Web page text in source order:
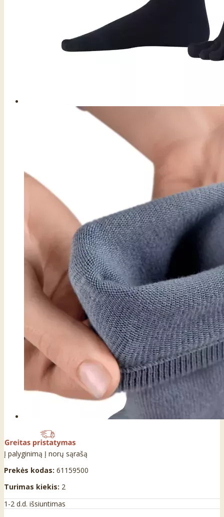
Į palyginimą Į norų sąrašą
Prekės kodas: 61159500
Turimas kiekis: 2
1-2 d.d. išsiuntimas